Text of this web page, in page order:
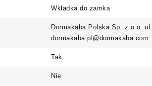
Wkładka do zamka
Dormakaba Polska Sp. z o.o.
dormakaba.pl@dormakaba.com
Tak
Nie